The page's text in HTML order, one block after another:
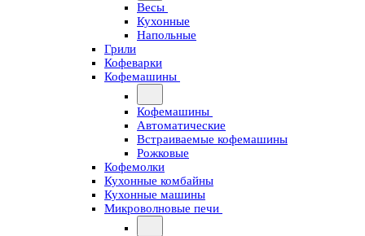
Весы
Кухонные
Напольные
Грили
Кофеварки
Кофемашины
Кофемашины
Автоматические
Встраиваемые кофемашины
Рожковые
Кофемолки
Кухонные комбайны
Кухонные машины
Микроволновые печи